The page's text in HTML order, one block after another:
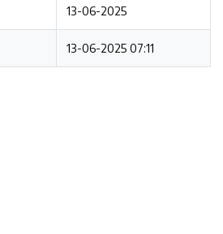
13-06-2025
13-06-2025 07:11